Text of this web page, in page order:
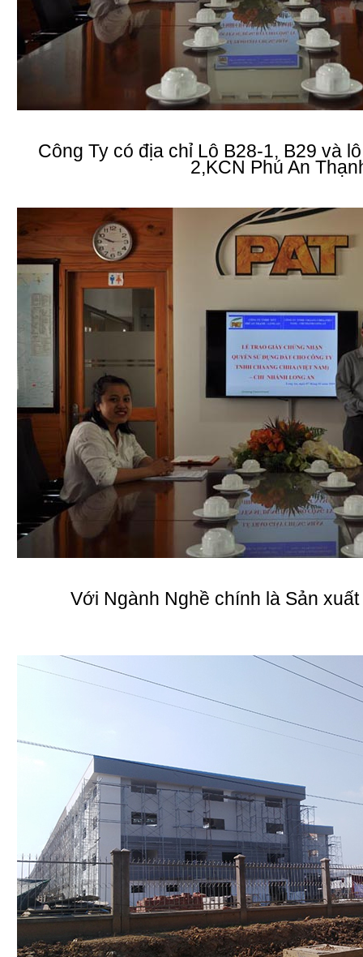
Công Ty có địa chỉ Lô B28-1, B29 và
2,KCN Phú An
Với Ngành Nghề chính là Sản